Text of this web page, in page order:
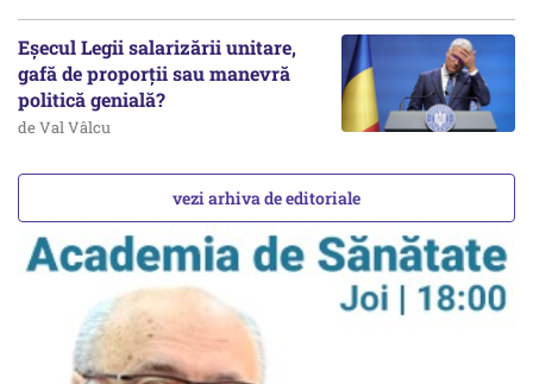
Eșecul Legii salarizării unitare,
gafă de proporții sau manevră
politică genială?
de Val Vâlcu
vezi arhiva de editoriale